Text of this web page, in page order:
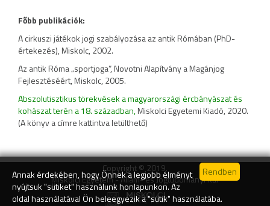
Annak érdekében, hogy Önnek a legjobb élményt
nyújtsuk "sütiket" használunk honlapunkon. Az
oldal használatával Ön beleegyezik a "sütik" használatába.
Főbb publikációk:
A cirkuszi játékok jogi szabályozása az antik Rómában (PhD-
értekezés), Miskolc, 2002.
Az antik Róma „sportjoga”, Novotni Alapítvány a Magánjog
Fejlesztéséért, Miskolc, 2005.
Abszolutisztikus törekvések a magyarországi ércbányászat és
kohászat terén a 18. században,Miskolci Egyetemi Kiadó, 2020.
(A könyv a címre kattintva letülthető)
Copyright © 2019.
Miskolci Egyetem - Állam- és Jogtudományi Kar